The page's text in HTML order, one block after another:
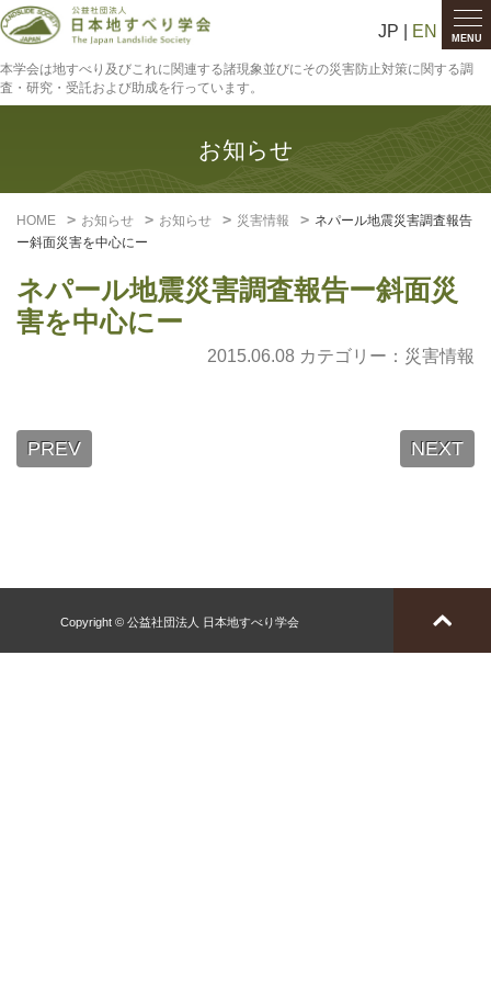
MENU
JP | EN
本学会は地すべり及びこれに関連する諸現象並びにその災害防止対策に関する調
査・研究・受託および助成を行っています。
お知らせ
HOME お知らせ お知らせ 災害情報
ネパール地震災害調査報告
ー斜面災害を中心にー
ネパール地震災害調査報告ー斜面災
害を中心にー
2015.06.08 カテゴリー： 災害情報
PREV NEXT
Copyright © 公益社団法人 日本地すべり学会